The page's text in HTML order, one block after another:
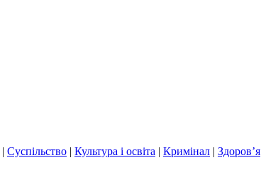
| Суспільство | Культура і освіта | Кримінал | Здоров’я